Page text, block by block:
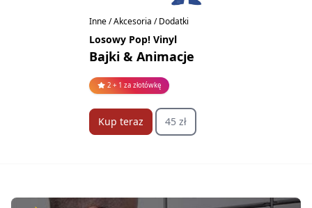
Inne / Akcesoria / Dodatki
Losowy Pop! Vinyl
Bajki & Animacje
2 + 1 za złotówkę
Kup teraz 45 zł